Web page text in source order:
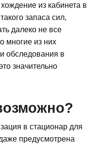
из кабинета в
запаса сил,
далеко не все
многие из них
обследования в
значительно
в стационар для
предусмотрена